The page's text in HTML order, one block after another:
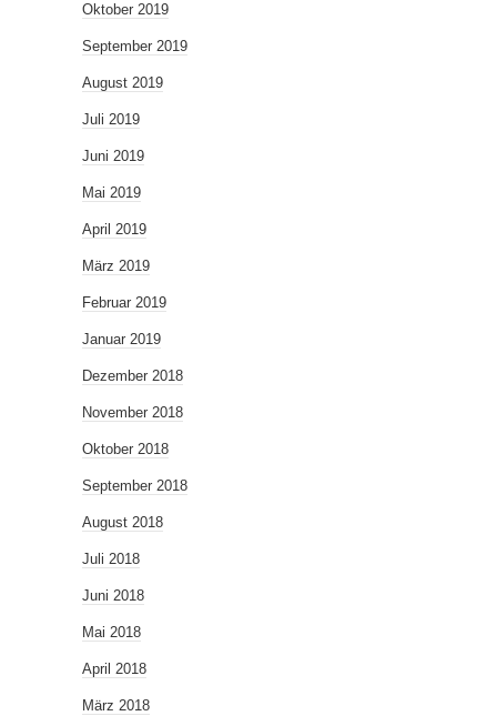
Oktober 2019
September 2019
August 2019
Juli 2019
Juni 2019
Mai 2019
April 2019
März 2019
Februar 2019
Januar 2019
Dezember 2018
November 2018
Oktober 2018
September 2018
August 2018
Juli 2018
Juni 2018
Mai 2018
April 2018
März 2018